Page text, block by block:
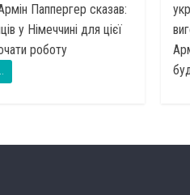
Паппергер сказав:
у Німеччині для цієї
роботу